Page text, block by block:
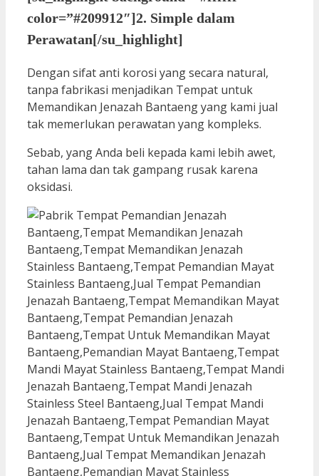
color=”#209912″]2. Simple dalam
Perawatan[/su_highlight]
Dengan sifat anti korosi yang secara natural,
tanpa fabrikasi menjadikan Tempat untuk
Memandikan Jenazah Bantaeng yang kami jual
tak memerlukan perawatan yang kompleks.
Sebab, yang Anda beli kepada kami lebih awet,
tahan lama dan tak gampang rusak karena
oksidasi.